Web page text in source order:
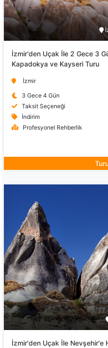
İzmir'den Uçak İle 2 Gece 3
Kapadokya ve Kayseri Turu
İzmir
3 Gece 4 Gün
Taksit Seçeneği
İndirim
Profesyonel Rehberlik
İzmir'den Uçak İle Nevşehir'e